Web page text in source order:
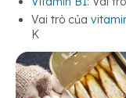
Vai trò của
K